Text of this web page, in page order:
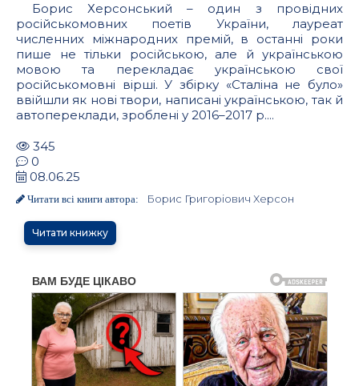
Борис Херсонський – один з провідних
російськомовних поетів України, лауреат
численних міжнародних премій, в останні роки
пише не тільки російською, але й українською
мовою та перекладає українською свої
російськомовні вірші. У збірку «Сталіна не було»
ввійшли як нові твори, написані українською, так й
автопереклади, зроблені у 2016–2017 р....
345
0
08.06.25
Читати всі книги автора: Борис Григоріович Херсон
Читати книжку